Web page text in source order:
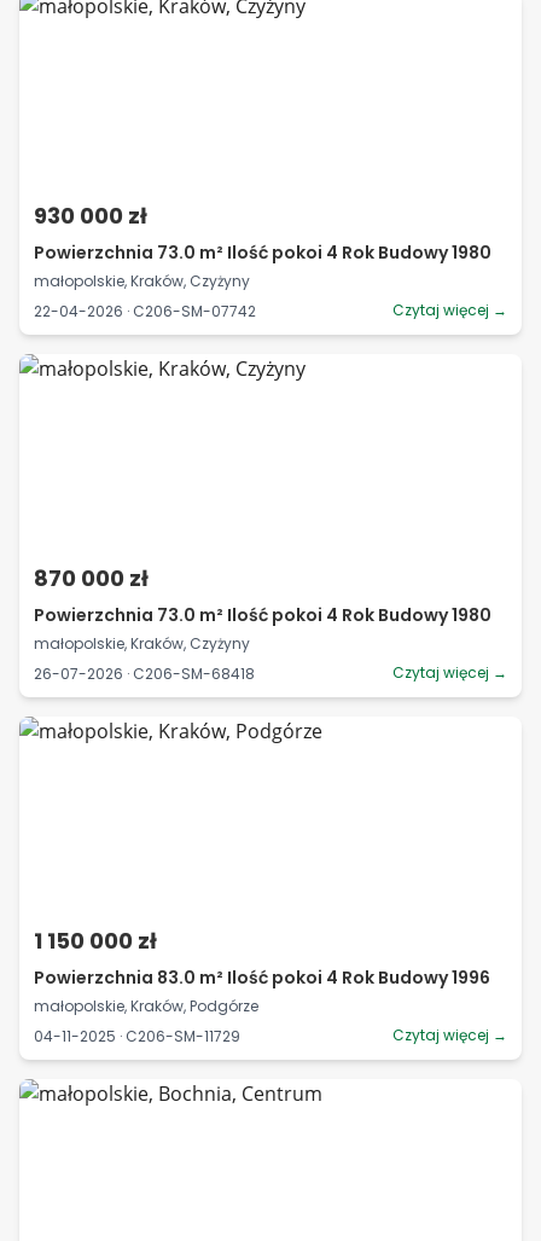
930 000 zł
Powierzchnia 73.0 m² Ilość pokoi 4 Rok Budowy 1980
małopolskie, Kraków, Czyżyny
22-04-2026 · C206-SM-07742
Czytaj więcej →
870 000 zł
Powierzchnia 73.0 m² Ilość pokoi 4 Rok Budowy 1980
małopolskie, Kraków, Czyżyny
26-07-2026 · C206-SM-68418
Czytaj więcej →
1 150 000 zł
Powierzchnia 83.0 m² Ilość pokoi 4 Rok Budowy 1996
małopolskie, Kraków, Podgórze
04-11-2025 · C206-SM-11729
Czytaj więcej →